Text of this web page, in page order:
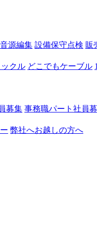
源編集 設備保守点検 販
クル どこでもケーブル
募集 事務職パート社員
弊社へお越しの方へ